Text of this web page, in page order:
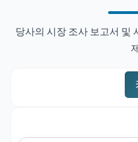
당사의 시장 조사 보고서 및